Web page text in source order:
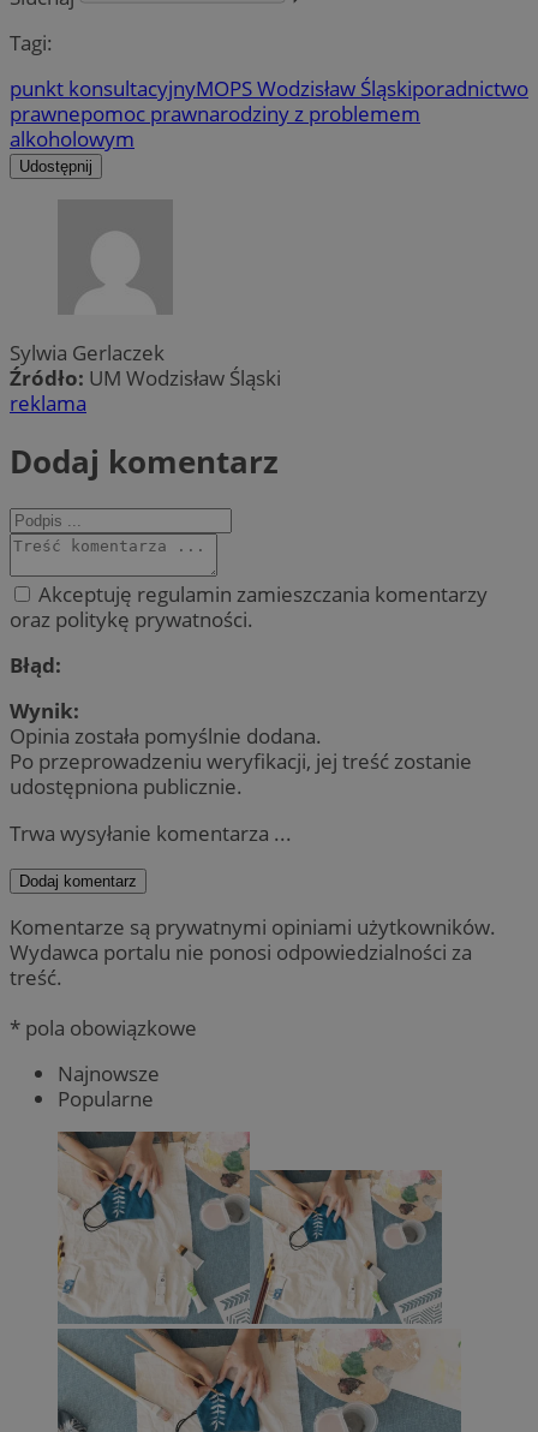
Tagi:
punkt konsultacyjnyMOPS Wodzisław Śląskiporadnictwo
prawnepomoc prawnarodziny z problemem
alkoholowym
Udostępnij
Sylwia Gerlaczek
Źródło: UM Wodzisław Śląski
reklama
Dodaj komentarz
Akceptuję regulamin zamieszczania komentarzy
oraz politykę prywatności.
Błąd:
Wynik:
Opinia została pomyślnie dodana.
Po przeprowadzeniu weryfikacji, jej treść zostanie
udostępniona publicznie.
Trwa wysyłanie komentarza ...
Dodaj komentarz
Komentarze są prywatnymi opiniami użytkowników.
Wydawca portalu nie ponosi odpowiedzialności za
treść.
* pola obowiązkowe
Najnowsze
Popularne